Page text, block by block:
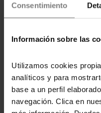
Consentimiento
Información sobre las
Utilizamos cookies
analíticos y para
base a un perfil
navegación. Clica en
de pensiones, y
garantizar la
Fernández
quien actuará
y ejecución de los